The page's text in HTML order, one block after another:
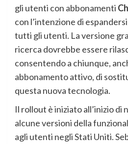
gli utenti con abbonamenti
con l’intenzione di
tutti gli utenti. La versione
ricerca dovrebbe essere
consentendo a chiunque,
abbonamento attivo, di
questa nuova tecnologia.
Il rollout è iniziato all’inizio di
alcune versioni della
agli utenti negli Stati Uniti.